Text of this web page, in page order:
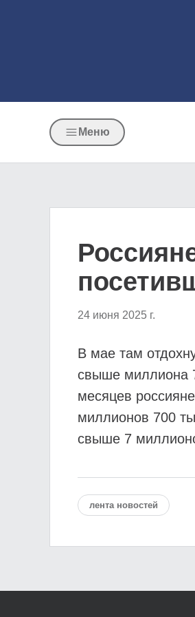
Меню
24 июня 2025 г.
В мае там
свыше миллиона
месяцев
миллионов 700
свыше 7
лента новостей